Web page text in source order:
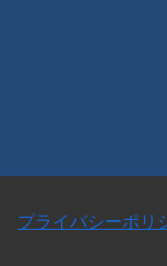
プライバシーポリ